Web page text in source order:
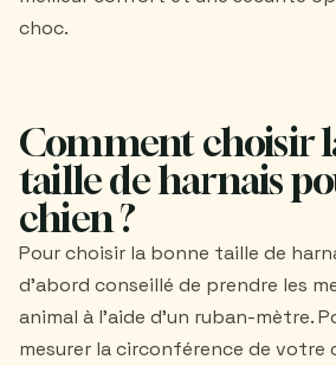
choc.
Comment choisir
taille de harnais
chien ?
Pour choisir la bonne taille de
d'abord conseillé de prendre les
animal à l'aide d'un ruban-mètre.
mesurer la circonférence de votre